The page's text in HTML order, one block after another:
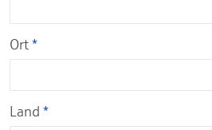
Ort *
Land *